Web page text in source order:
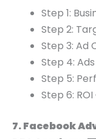
Step 1:
Step 2:
Step 3: Ad
Step 4:
Step 5:
Step 6:
7. Facebook